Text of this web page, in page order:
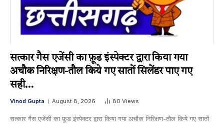
सत्कार गैस एजेंसी का फ़ूड इंस्पेक्टर द्वारा किया गया
अचौक निरिक्षण-तौल किये गए सातों सिलेंडर पाए गए
सही…
Vinod Gupta August 8, 2026 80 Views
सत्कार गैस एजेंसी का फ़ूड इंस्पेक्टर द्वारा किया गया अचौक निरिक्षण-तौल किये गए सातों